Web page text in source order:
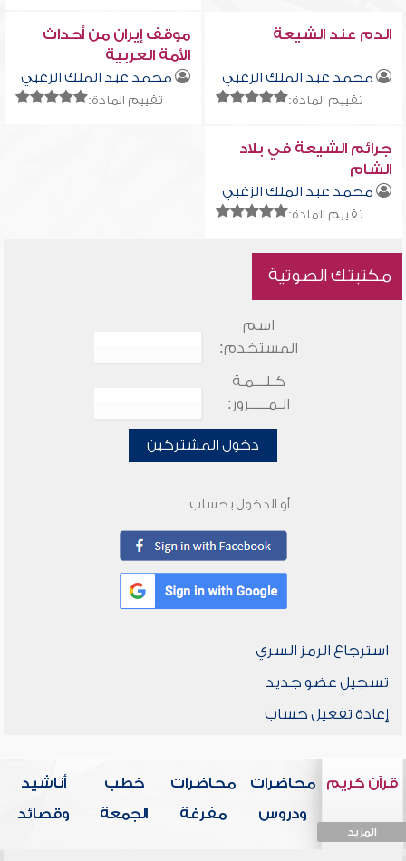
الدم عند الشيعة
محمد عبد الملك الزغبي
تقييم المادة:
موقف إيران من أحداث
الأمة العربية
محمد عبد الملك الزغبي
تقييم المادة:
جرائم الشيعة في بلاد
الشام
محمد عبد الملك الزغبي
تقييم المادة:
مكتبتك الصوتية
اسم
المستخدم:
كـلـــمـة
الـمـــــرور:
دخول المشتركين
أو الدخول بحساب
استرجاع الرمز السري
تسجيل عضو جديد
إعادة تفعيل حساب
قرآن كريم
المزيد
محاضرات
ودروس
محاضرات
مفرغة
خطب
الجمعة
أناشيد
وقصائد